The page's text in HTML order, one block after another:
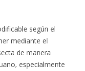
según el
mediante el
de manera
especialmente